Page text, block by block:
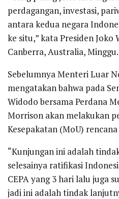
perdagangan, investasi,
antara kedua negara
ke situ,” kata Presiden
Canberra, Australia, Minggu.
Sebelumnya Menteri Luar
mengatakan bahwa pada
Widodo bersama Perdana
Morrison akan melakukan
Kesepakatan (MoU)
“Kunjungan ini adalah
selesainya ratifikasi
CEPA yang 3 hari lalu juga
jadi ini adalah tindak